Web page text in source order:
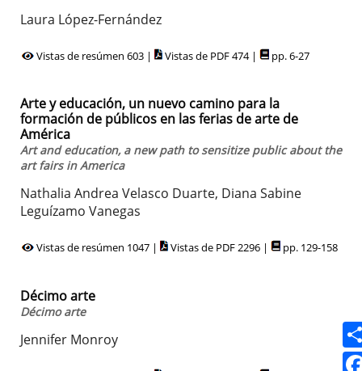
Laura López-Fernández
Vistas de resúmen 603 | Vistas de PDF 474 | pp. 6-27
Arte y educación, un nuevo camino para la
formación de públicos en las ferias de arte de
América
Art and education, a new path to sensitize public about the
art fairs in America
Nathalia Andrea Velasco Duarte, Diana Sabine
Leguízamo Vanegas
Vistas de resúmen 1047 | Vistas de PDF 2296 | pp. 129-158
Décimo arte
Décimo arte
Jennifer Monroy